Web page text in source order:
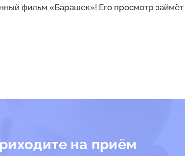
фильм «Барашек»! Его просмотр
на приём